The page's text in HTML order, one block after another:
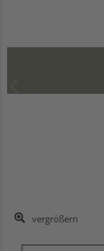
vergrößern